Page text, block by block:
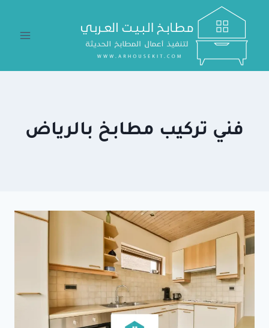
المحتوى
فني تركيب مطابخ بالرياض